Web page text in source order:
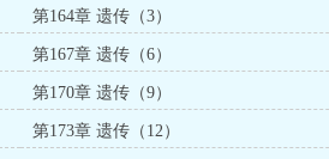
第164章 遗传（3）
第167章 遗传（6）
第170章 遗传（9）
第173章 遗传（12）